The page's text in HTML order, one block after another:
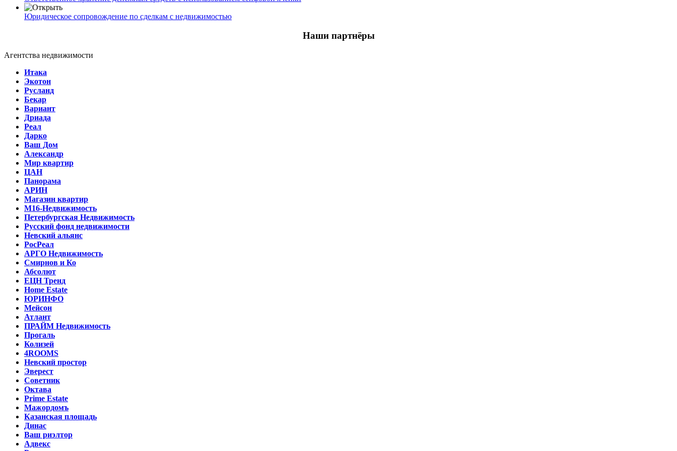
Юридическое сопровождение по сделкам с недвижимостью
Наши партнёры
Агентства недвижимости
Итака
Экотон
Русланд
Бекар
Вариант
Дриада
Реал
Дарко
Ваш Дом
Александр
Мир квартир
ЦАН
Панорама
АРИН
Магазин квартир
М16-Недвижимость
Петербургская Недвижимость
Русский фонд недвижимости
Невский альянс
РосРеал
АРГО Недвижимость
Смирнов и Ко
Абсолют
ЕЦН Тренд
Home Estate
ЮРИНФО
Мейсон
Атлант
ПРАЙМ Недвижимость
Прогаль
Колизей
4ROOMS
Невский простор
Эверест
Советник
Октава
Prime Estate
Мажордомъ
Казанская площадь
Динас
Ваш риэлтор
Адвекс